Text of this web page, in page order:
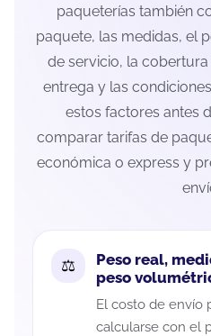
paqueterías también
paquete, las medidas, el
de servicio, la
entrega y las
estos factores antes
comparar tarifas de
económica o express y
Peso real,
peso
El costo de envío
calcularse con el